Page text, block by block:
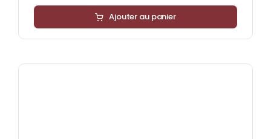
Ajouter au panier